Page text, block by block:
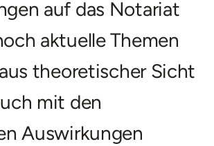
auf das Notariat
aktuelle Themen
theoretischer Sicht
mit den
Auswirkungen